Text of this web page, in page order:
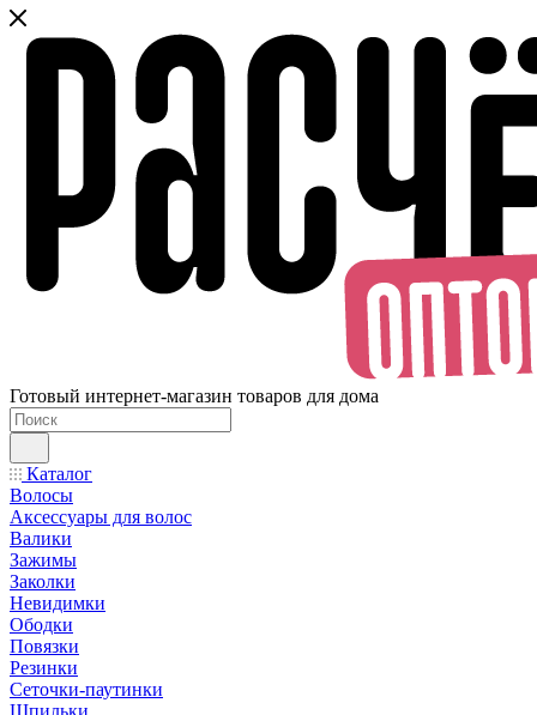
Готовый интернет-магазин товаров для дома
Каталог
Волосы
Аксессуары для волос
Валики
Зажимы
Заколки
Невидимки
Ободки
Повязки
Резинки
Сеточки-паутинки
Шпильки